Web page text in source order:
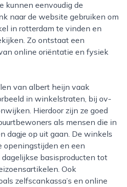
kunnen eenvoudig de
naar de website gebruiken om
in rotterdam te vinden en
Zo ontstaat een
online oriëntatie en fysiek
in winkelstraten, bij ov-
Hierdoor zijn ze goed
als mensen die in
dagje op uit gaan. De winkels
openingstijden en een
basisproducten tot
Ook
zelfscankassa’s en online